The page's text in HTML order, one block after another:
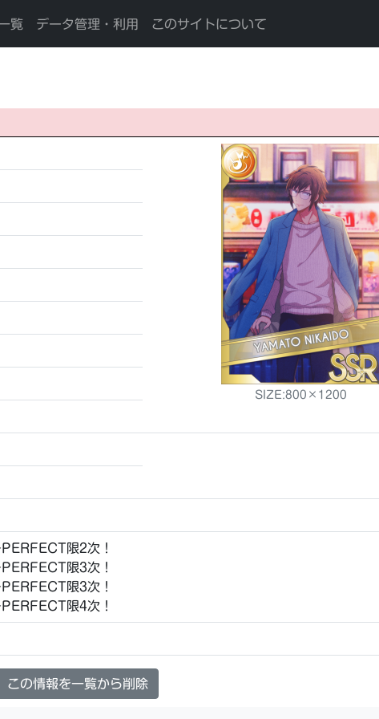
覧 データ管理・利用 このサイトについて
SIZE:800×1200
限2次！
限3次！
限3次！
限4次！
この情報を一覧から削除